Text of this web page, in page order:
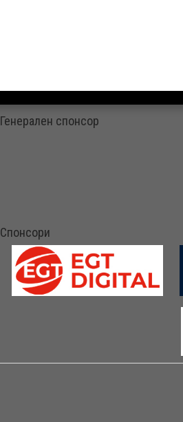
Генерален спонсор
Спонсори